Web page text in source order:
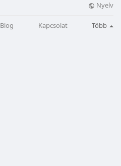
Nyelv
Blog Kapcsolat Több